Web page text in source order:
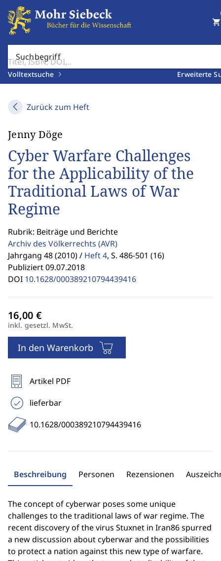
Suchbegriff
Volltextsuche Erweiterte
shopping_cart
Zurück zum Heft
Jenny Döge
Cyber Warfare Challenges
for the Applicability of the
Traditional Laws of War
Regime
Rubrik: Beiträge und Berichte
Archiv des Völkerrechts (AVR)
Jahrgang 48 (2010) / Heft 4, S. 486-501 (16)
Publiziert 09.07.2018
DOI 10.1628/000389210794439416
inkl. gesetzl. MwSt.
In den Warenkorb
Artikel PDF
lieferbar
10.1628/000389210794439416
Beschreibung Personen Rezensionen
The concept of cyberwar poses some unique
challenges to the traditional laws of war regime. The
recent discovery of the virus Stuxnet in Iran86 spurred
a new discussion about cyberwar and the possibilities
to protect a nation against this new type of warfare.